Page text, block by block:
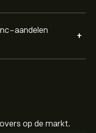
aandelen
+
op de markt.